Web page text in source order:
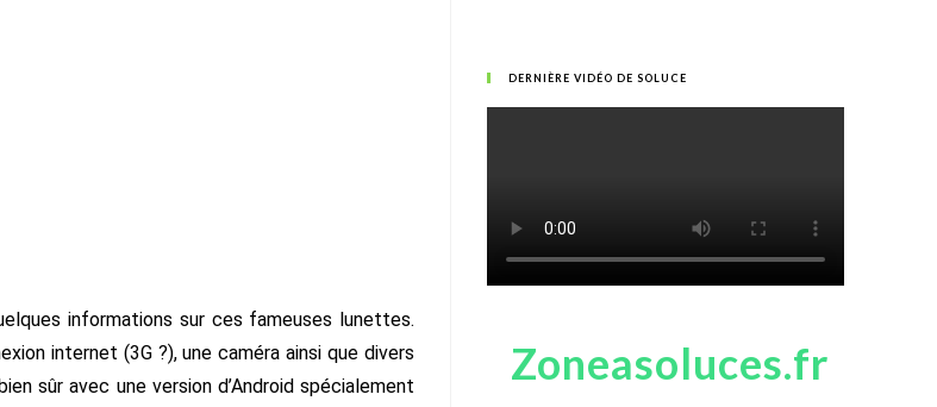
informations sur ces fameuses lunettes.
internet (3G ?), une caméra ainsi que divers
sûr avec une version d’Android spécialement
DERNIÈRE VIDÉO DE SOLUCE
Zoneasoluces.fr